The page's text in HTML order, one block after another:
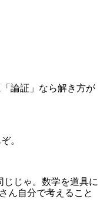
論証」なら解き方が
。
じゃ。数学を道具に
ん自分で考えること